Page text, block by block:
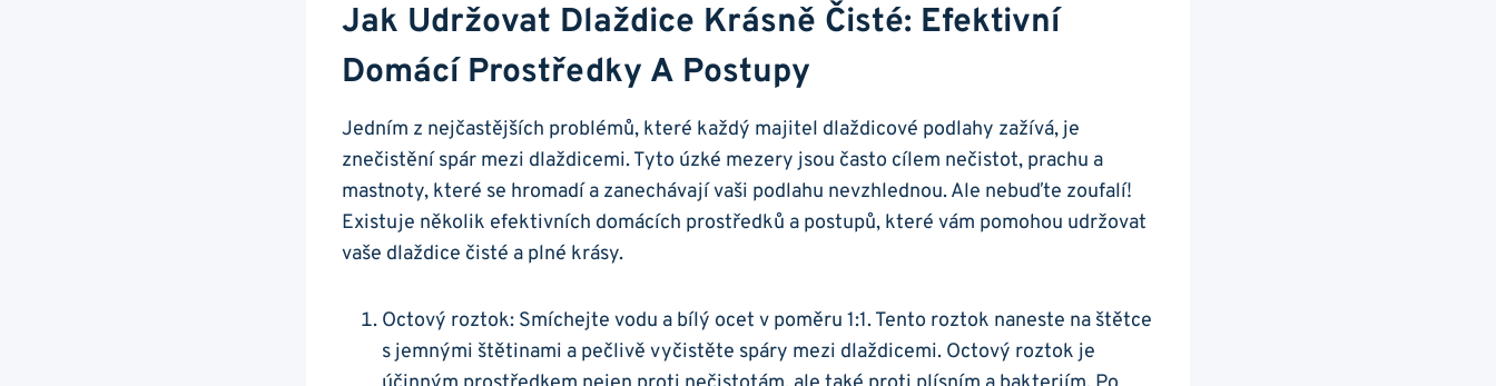
Jak Udržovat Dlaždice Krásně ⁢čisté: Efektivní
Domácí Prostředky A Postupy
Jedním ‌z‍ nejčastějších ‌problémů, které každý majitel dlaždicové podlahy zažívá, je‍
znečistění spár mezi dlaždicemi. Tyto úzké mezery jsou ‍často cílem nečistot, prachu a
mastnoty, které se hromadí a zanechávají vaši podlahu⁤ nevzhlednou. Ale ​nebuďte zoufalí!
Existuje několik efektivních domácích⁣ prostředků a postupů, které vám pomohou udržovat
vaše dlaždice čisté a plné krásy.
Octový roztok:​ Smíchejte vodu a bílý ocet v poměru 1:1. Tento roztok naneste na štětce
s jemnými štětinami a pečlivě vyčistěte spáry ​mezi dlaždicemi. Octový roztok je